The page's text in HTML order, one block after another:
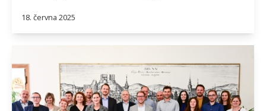
18. června 2025